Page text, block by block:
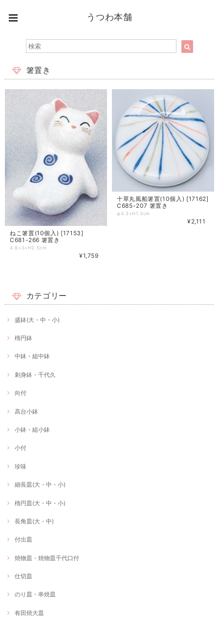
うつわ本舗
箸置き
ねこ箸置(10個入) [17153]
C681-266 箸置き
4.8×3×H2.5cm
¥1,759
十草丸風船箸置(10個入) [17162]
C685-207 箸置き
φ4.3×H1.3cm
¥2,111
カテゴリー
盛鉢(大・中・小)
楕円鉢
中鉢・組中鉢
刺身鉢・千代久
向付
高台小鉢
小鉢・組小鉢
小付
珍味
細長皿(大・中・小)
楕円皿(大・中・小)
長角皿(大・中)
付出皿
焼物皿・焼物皿千代口付
仕切皿
のり皿・串焼皿
有田焼大皿